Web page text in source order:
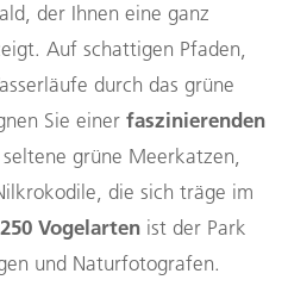
der Ihnen eine ganz
Auf schattigen Pfaden,
durch das grüne
Sie einer faszinierenden
grüne Meerkatzen,
die sich träge im
Vogelarten ist der Park
und Naturfotografen.